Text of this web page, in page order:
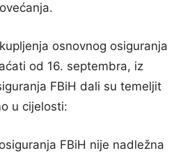
osnovnog osiguranja
od 16. septembra, iz
FBiH dali su temeljit
u cijelosti:
FBiH nije nadležna